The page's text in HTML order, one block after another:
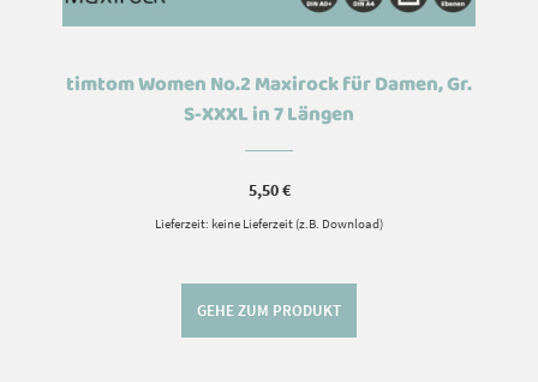
timtom Women No.2 Maxirock für Damen, Gr.
S-XXXL in 7 Längen
5,50€
Lieferzeit: keine Lieferzeit (z.B. Download)
GEHE ZUM PRODUKT